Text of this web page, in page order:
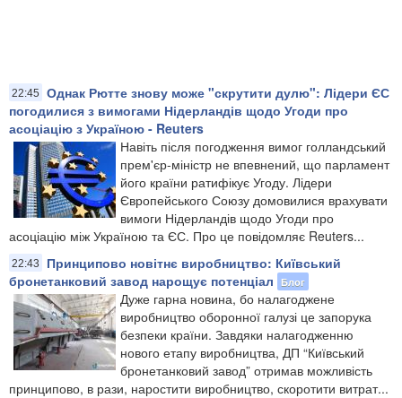
22:45
Однак Рютте знову може "скрутити дулю": Лідери ЄС
погодилися з вимогами Нідерландів щодо Угоди про
асоціацію з Україною - Reuters
Навіть після погодження вимог голландський
прем'єр-міністр не впевнений, що парламент
його країни ратифікує Угоду. Лідери
Європейського Союзу домовилися врахувати
вимоги Нідерландів щодо Угоди про
асоціацію між Україною та ЄС. Про це повідомляє Reuters...
22:43
Принципово новітнє виробництво: Київський
бронетанковий завод нарощує потенціал
Блог
​Дуже гарна новина, бо налагоджене
виробництво оборонної галузі це запорука
безпеки країни. Завдяки налагодженню
нового етапу виробництва, ДП “Київський
бронетанковий завод” отримав можливість
принципово, в рази, наростити виробництво, скоротити витрат...